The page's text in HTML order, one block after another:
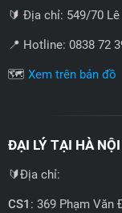
🔰 Địa chỉ: 549/70 Lê
📍 Hotline: 0838 72
🗺️ Xem trên bản đồ
ĐẠI LÝ TẠI HÀ
🔰Địa chỉ:
CS1 : 369 Phạm Văn